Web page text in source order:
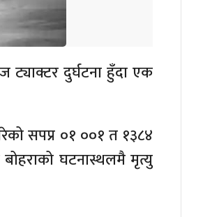
ट्याक्टर दुर्घटना हुँदा एक
सपप्र ०१ ००१ त १३८४
बोहराको घटनास्थलमै मृत्यु